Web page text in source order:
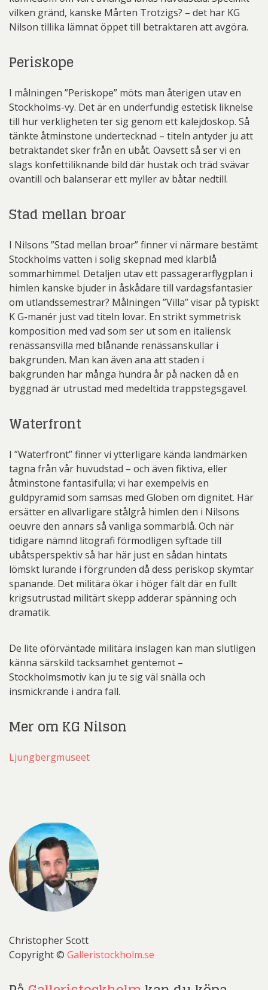
vilken gränd, kanske Mårten Trotzigs? – det har KG
Nilson tillika lämnat öppet till betraktaren att avgöra.
Periskope
I målningen ”Periskope” möts man återigen utav en
Stockholms-vy. Det är en underfundig estetisk liknelse
till hur verkligheten ter sig genom ett kalejdoskop. Så
tänkte åtminstone undertecknad – titeln antyder ju att
betraktandet sker från en ubåt. Oavsett så ser vi en
slags konfettiliknande bild där hustak och träd svävar
ovantill och balanserar ett myller av båtar nedtill.
Stad mellan broar
I Nilsons ”Stad mellan broar” finner vi närmare bestämt
Stockholms vatten i solig skepnad med klarblå
sommarhimmel. Detaljen utav ett passagerarflygplan i
himlen kanske bjuder in åskådare till vardagsfantasier
om utlandssemestrar? Målningen ”Villa” visar på typiskt
K G-manér just vad titeln lovar. En strikt symmetrisk
komposition med vad som ser ut som en italiensk
renässansvilla med blånande renässanskullar i
bakgrunden. Man kan även ana att staden i
bakgrunden har många hundra år på nacken då en
byggnad är utrustad med medeltida trappstegsgavel.
Waterfront
I ”Waterfront” finner vi ytterligare kända landmärken
tagna från vår huvudstad – och även fiktiva, eller
åtminstone fantasifulla; vi har exempelvis en
guldpyramid som samsas med Globen om dignitet. Här
ersätter en allvarligare stålgrå himlen den i Nilsons
oeuvre den annars så vanliga sommarblå. Och när
tidigare nämnd litografi förmodligen syftade till
ubåtsperspektiv så har här just en sådan hintats
lömskt lurande i förgrunden då dess periskop skymtar
spanande. Det militära ökar i höger fält där en fullt
krigsutrustad militärt skepp adderar spänning och
dramatik.
De lite oförväntade militära inslagen kan man slutligen
känna särskild tacksamhet gentemot –
Stockholmsmotiv kan ju te sig väl snälla och
insmickrande i andra fall.
Mer om KG Nilson
Ljungbergmuseet
Christopher Scott
Copyright © Galleristockholm.se